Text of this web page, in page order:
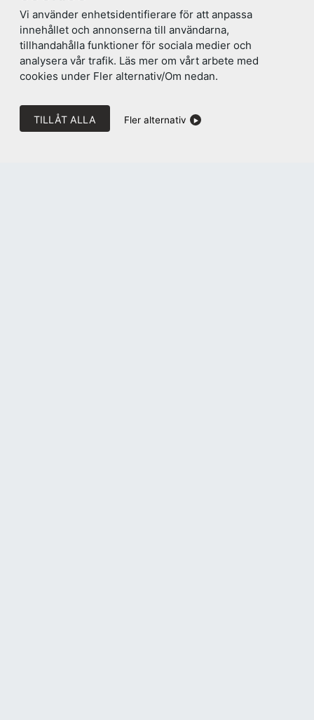
Vi använder enhetsidentifierare för att anpassa
innehållet och annonserna till användarna,
tillhandahålla funktioner för sociala medier och
analysera vår trafik. Läs mer om vårt arbete med
cookies under Fler alternativ/Om nedan.
TILLÅT ALLA Fler alternativ